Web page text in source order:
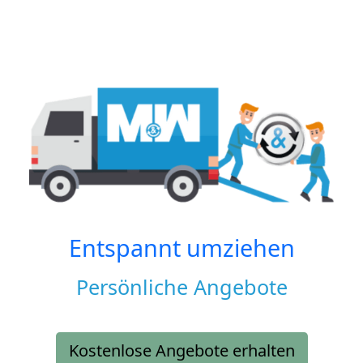
Entspannt umziehen
Persönliche Angebote
Kostenlose Angebote erhalten